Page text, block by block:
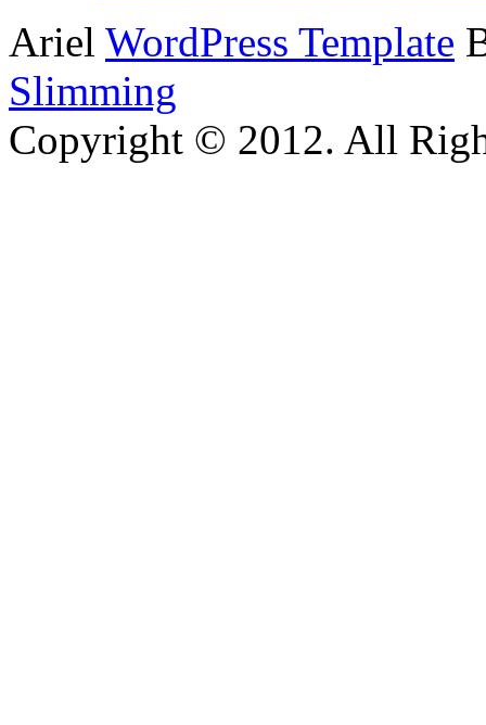
Ariel WordPress Template
Slimming
Copyright © 2012. All